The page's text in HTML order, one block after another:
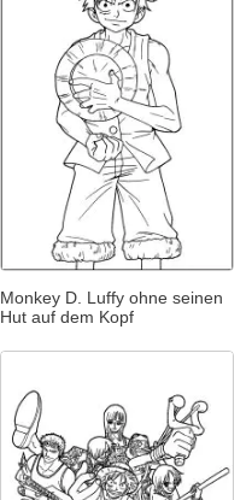
Monkey D. Luffy ohne seinen
Hut auf dem Kopf